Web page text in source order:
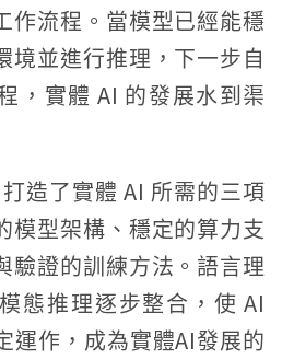
作流程。當模型已經能穩
境並進行推理，下一步自
，實體 AI 的發展水到渠
造了實體 AI 所需的三項
模型架構、穩定的算力支
驗證的訓練方法。語言理
態推理逐步整合，使 AI
運作，成為實體AI發展的